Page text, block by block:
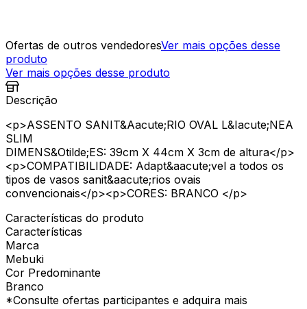
Ofertas de outros vendedoresVer mais opções desse
produto
Ver mais opções desse produto
Descrição
<p>ASSENTO SANIT&Aacute;RIO OVAL L&Iacute;NEA
SLIM
DIMENS&Otilde;ES: 39cm X 44cm X 3cm de altura</p>
<p>COMPATIBILIDADE: Adapt&aacute;vel a todos os
tipos de vasos sanit&aacute;rios ovais
convencionais</p><p>CORES: BRANCO </p>
Características do produto
Características
Marca
Mebuki
Cor Predominante
Branco
*Consulte ofertas participantes e adquira mais